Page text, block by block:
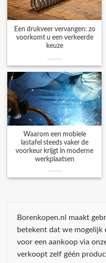
Een drukveer vervangen: zo
voorkomt u een verkeerde
keuze
Waarom een mobiele
lastafel steeds vaker de
voorkeur krijgt in moderne
werkplaatsen
Borenkopen.nl maakt
betekent dat we mogelijk
voor een aankoop via
verkoopt zelf géén